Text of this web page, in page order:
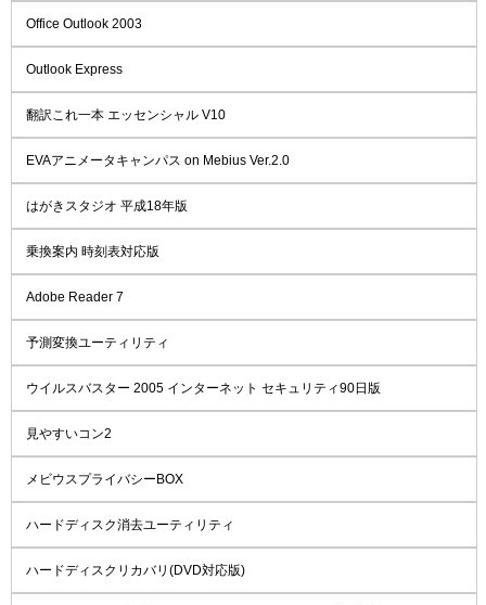
Office Outlook 2003
Outlook Express
翻訳これ一本 エッセンシャル V10
EVAアニメータキャンパス on Mebius Ver.2.0
はがきスタジオ 平成18年版
乗換案内 時刻表対応版
Adobe Reader 7
予測変換ユーティリティ
ウイルスバスター 2005 インターネット セキュリティ90日版
見やすいコン2
メビウスプライバシーBOX
ハードディスク消去ユーティリティ
ハードディスクリカバリ(DVD対応版)